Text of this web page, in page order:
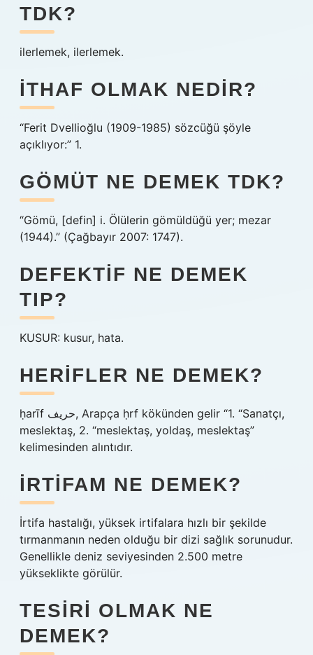
TDK?
ilerlemek, ilerlemek.
İTHAF OLMAK NEDIR?
“Ferit Dvellioğlu (1909-1985) sözcüğü şöyle
açıklıyor:” 1.
GÖMÜT NE DEMEK TDK?
“Gömü, [defin] i. Ölülerin gömüldüğü yer; mezar
(1944).” (Çağbayır 2007: 1747).
DEFEKTIF NE DEMEK
TIP?
KUSUR: kusur, hata.
HERIFLER NE DEMEK?
ḥarīf حريف, Arapça ḥrf kökünden gelir “1. “Sanatçı,
meslektaş, 2. “meslektaş, yoldaş, meslektaş”
kelimesinden alıntıdır.
İRTIFAM NE DEMEK?
İrtifa hastalığı, yüksek irtifalara hızlı bir şekilde
tırmanmanın neden olduğu bir dizi sağlık sorunudur.
Genellikle deniz seviyesinden 2.500 metre
yükseklikte görülür.
TESIRI OLMAK NE
DEMEK?